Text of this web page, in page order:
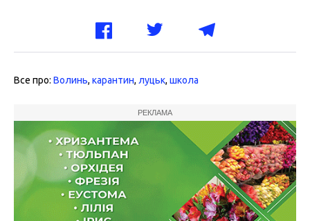
Все про: Волинь, карантин, луцьк, школа
РЕКЛАМА